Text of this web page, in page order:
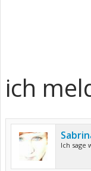
ich
Ich sage